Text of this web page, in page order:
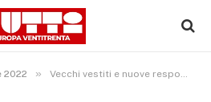
2022 » Vecchi vestiti e nuove responsabilità